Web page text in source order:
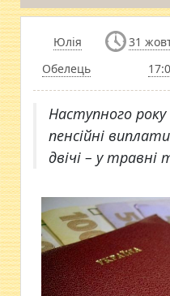
Юлія
Обелець
31
Наступного
пенсійні
двічі – у травні